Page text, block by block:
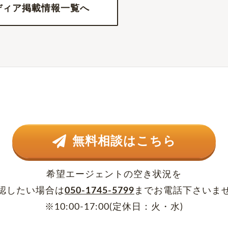
ィア掲載情報一覧へ
無料相談はこちら
希望エージェントの空き状況を
したい場合は050-1745-5799 までお電話下さいま
※10:00-17:00(定休日：火・水)